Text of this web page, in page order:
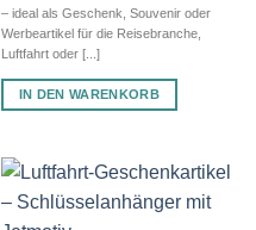
– ideal als Geschenk, Souvenir oder
Werbeartikel für die Reisebranche,
Luftfahrt oder [...]
IN DEN WARENKORB